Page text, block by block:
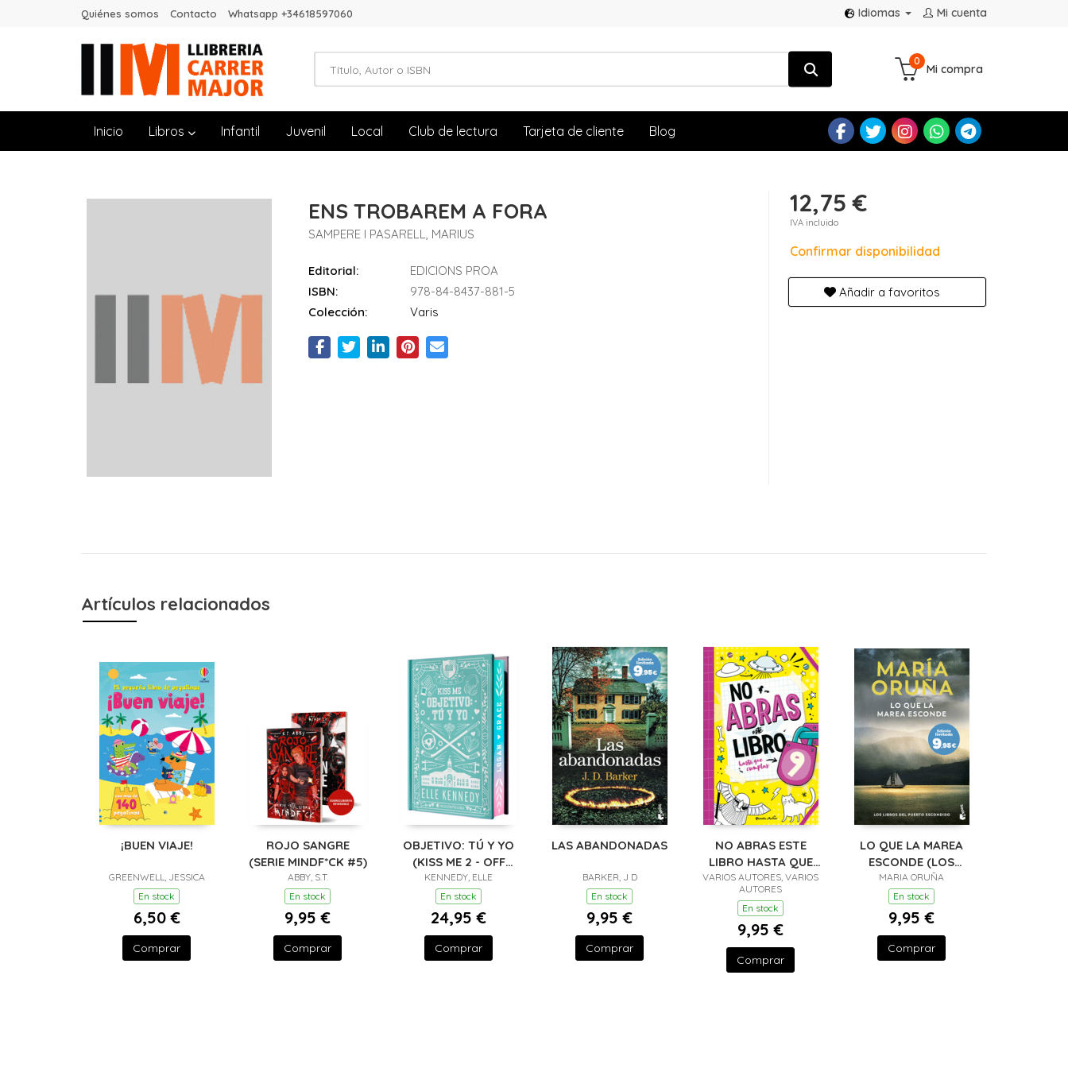
Mi cuenta
Idiomas
Quiénes somos Contacto Whatsapp +34618597060
Mi compra
0
Inicio Libros Infantil Juvenil Local Club de lectura Tarjeta de cliente Blog
ENS TROBAREM A FORA
SAMPERE I PASARELL, MARIUS
Editorial:
EDICIONS PROA
ISBN:
978-84-8437-881-5
Colección:
Varis
12,75 €
IVA incluido
Confirmar disponibilidad
Añadir a favoritos
Artículos relacionados
¡BUEN VIAJE!
GREENWELL, JESSICA
En stock
6,50 €
Comprar
ROJO SANGRE
(SERIE MINDF*CK #5)
ABBY, S.T.
En stock
9,95 €
Comprar
OBJETIVO: TÚ Y YO
(KISS ME 2 - OFF
CAMPUS 2) - EDICIÓN
ESPECIAL EN TAPA
DURA CON
KENNEDY, ELLE
En stock
24,95 €
Comprar
LAS ABANDONADAS
BARKER, J D
En stock
9,95 €
Comprar
NO ABRAS ESTE
LIBRO HASTA QUE
CUMPLAS 9
VARIOS AUTORES, VARIOS
AUTORES
En stock
9,95 €
Comprar
LO QUE LA MAREA
ESCONDE (LOS
LIBROS DEL PUERTO
ESC
MARIA ORUÑA
En stock
9,95 €
Comprar